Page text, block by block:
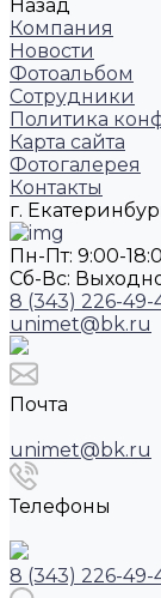
Назад
Компания
Новости
Фотоальбом
Сотрудники
Политика
Карта сайта
Фотогалерея
Контакты
г.
Пн-Пт: 9:00-
Cб-Вс:
8 (343) 226-49-
unimet@bk.ru
Почта
unimet@bk.ru
Телефоны
8 (343) 226-49-